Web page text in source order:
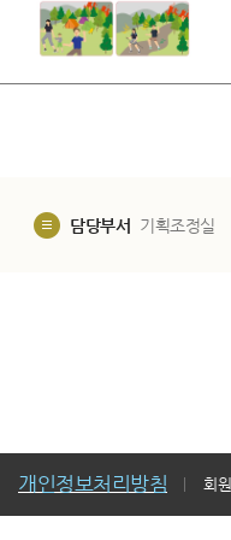
담당부서 기획조정실
개인정보처리방침 회